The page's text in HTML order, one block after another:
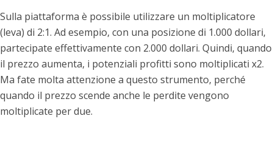
Sulla piattaforma è possibile utilizzare un moltiplicatore
(leva) di 2:1. Ad esempio, con una posizione di 1.000 dollari,
partecipate effettivamente con 2.000 dollari. Quindi, quando
il prezzo aumenta, i potenziali profitti sono moltiplicati x2.
Ma fate molta attenzione a questo strumento, perché
quando il prezzo scende anche le perdite vengono
moltiplicate per due.